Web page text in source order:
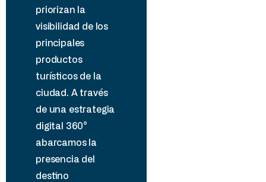
priorizan la
visibilidad de los
principales
productos
turísticos de la
ciudad. A través
de una estrategia
digital 360°
abarcamos la
presencia del
destino